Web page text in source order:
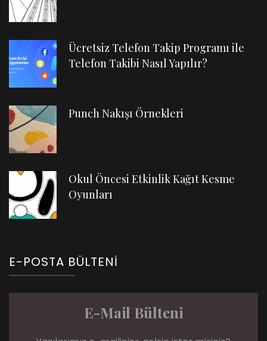
Ücretsiz Telefon Takip Programı ile
Telefon Takibi Nasıl Yapılır?
Punch Nakışı Örnekleri
Okul Öncesi Etkinlik Kağıt Kesme
Oyunları
E-POSTA BÜLTENI
E-Mail Bülteni